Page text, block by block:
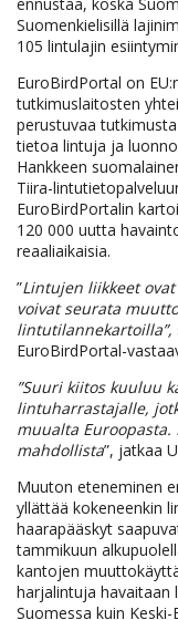
Suomenkielisillä
105 lintulajin
EuroBirdPortal on
tutkimuslaitosten
perustuvaa
tietoa lintuja ja
Hankkeen
Tiira-
EuroBirdPortalin
120 000 uutta
reaaliaikaisia.
”Lintujen liikkeet
voivat seurata
lintutilannekartoilla”,
EuroBirdPortal-
”Suuri kiitos kuuluu
lintuharrastajalle,
muualta
mahdollista”, jatkaa
Muuton eteneminen
yllättää kokeneenkin
haarapääskyt
tammikuun
kantojen
harjalintuja havaitaan
Suomessa kuin Keski-